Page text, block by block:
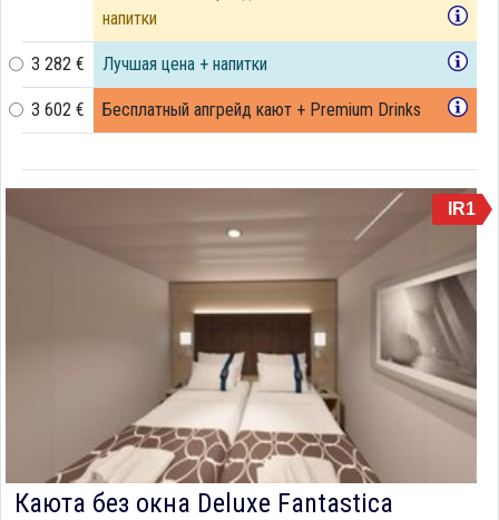
напитки
3 282 € Лучшая цена + напитки
3 602 € Бесплатный апгрейд кают + Premium Drinks
IR1
Каюта без окна Deluxe Fantastica